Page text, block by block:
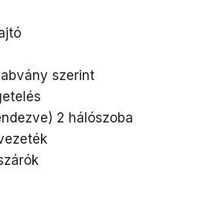
szerint
2 hálószoba